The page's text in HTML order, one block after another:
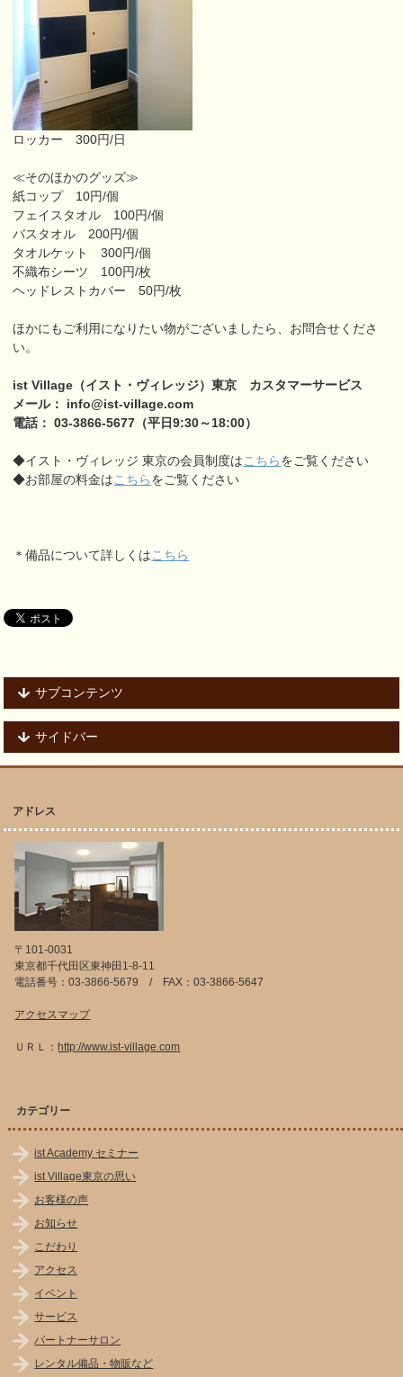
ロッカー 300円/日
≪そのほかのグッズ≫
紙コップ 10円/個
フェイスタオル 100円/個
バスタオル 200円/個
タオルケット 300円/個
不織布シーツ 100円/枚
ヘッドレストカバー 50円/枚
ほかにもご利用になりたい物がございましたら、お問合せくださ
い。
ist Village（イスト・ヴィレッジ）東京 カスタマーサービス
メール： info@ist-village.com
電話： 03-3866-5677（平日9:30～18:00）
◆イスト・ヴィレッジ 東京の会員制度はこちらをご覧ください
◆お部屋の料金はこちらをご覧ください
＊備品について詳しくはこちら
サブコンテンツ
サイドバー
アドレス
〒101-0031
東京都千代田区東神田1-8-11
電話番号：03-3866-5679 / FAX：03-3866-5647
アクセスマップ
ＵＲＬ：http://www.ist-village.com
カテゴリー
ist Academy セミナー
ist Village東京の思い
お客様の声
お知らせ
こだわり
アクセス
イベント
サービス
パートナーサロン
レンタル備品・物販など